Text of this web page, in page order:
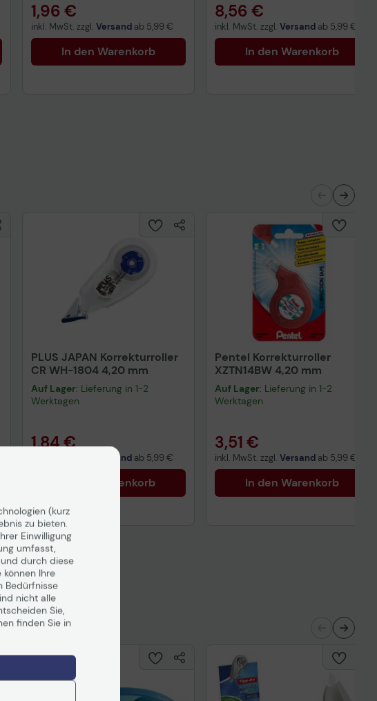
1,96 €
inkl. MwSt. zzgl. Versand ab 5,99 €
In den Warenkorb
8,56 €
inkl. MwSt. zzgl. Versand ab 5,99 €
In den Warenkorb
PLUS JAPAN Korrekturroller
CR WH-1804 4,20 mm
Auf Lager: Lieferung in 1-2
Werktagen
1,84 €
Versand ab 5,99 €
In den Warenkorb
Pentel Korrekturroller
XZTN14BW 4,20 mm
Auf Lager: Lieferung in 1-2
Werktagen
3,51 €
inkl. MwSt. zzgl. Versand ab 5,99 €
In den Warenkorb
(kurz
zu bieten.
Einwilligung
umfasst,
durch diese
können Ihre
Bedürfnisse
nicht alle
Sie,
finden Sie in